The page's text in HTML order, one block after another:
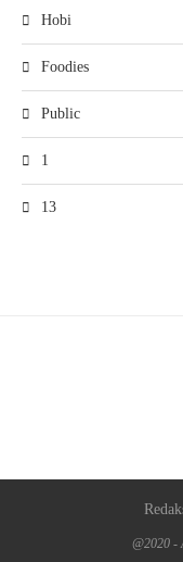
Hobi
Foodies
Public
1
13
@2020 -